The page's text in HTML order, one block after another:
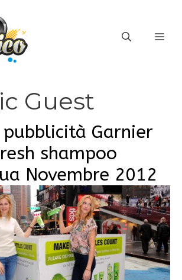
Guest
pubblicità Garnier
shampoo
Novembre 2012